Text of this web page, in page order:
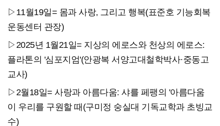
▷11월19일= 몸과 사랑, 그리고 행복(표준호 기능회복
운동센터 관장)
▷2025년 1월21일= 지상의 에로스와 천상의 에로스:
플라톤의 '심포지엄'(안광복 서양고대철학박사·중동고
교사)
▷2월18일= 사랑과 아름다움: 샤를 페팽의 '아름다움
이 우리를 구원할 때(구미정 숭실대 기독교학과 초빙교
수)